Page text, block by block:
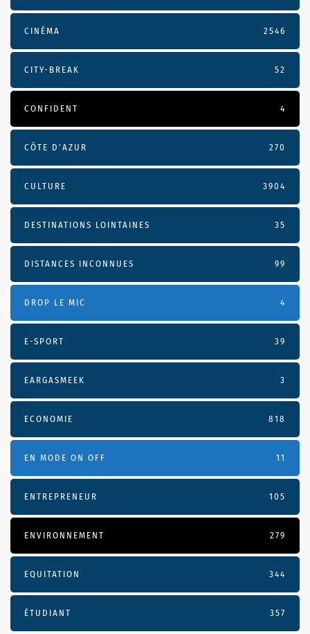
CINÉMA 2546
CITY-BREAK 52
CONFIDENT 4
CÔTE D’AZUR 270
CULTURE 3904
DESTINATIONS LOINTAINES 35
DISTANCES INCONNUES 99
DROP LE MIC 4
E-SPORT 39
EARGASMEEK 3
ECONOMIE 818
EN MODE ON OFF 11
ENTREPRENEUR 105
ENVIRONNEMENT 279
EQUITATION 344
ÉTUDIANT 357